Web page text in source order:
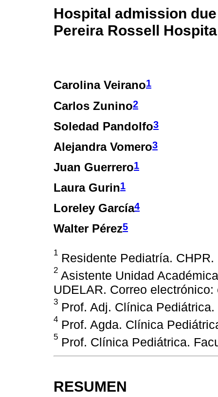
Hospital admission
Pereira Rossell
Carolina Veirano1
Carlos Zunino2
Soledad Pandolfo3
Alejandra Vomero3
Juan Guerrero1
Laura Gurin1
Loreley García4
Walter Pérez5
1 Residente Pediatría.
2 Asistente Unidad
UDELAR. Correo
3 Prof. Adj. Clínica
4 Prof. Agda. Clínica
5 Prof. Clínica Pediátrica.
RESUMEN